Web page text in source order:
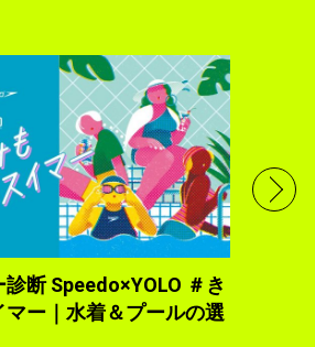
診断 Speedo×YOLO ＃き
マー｜水着＆プールの選
で完
トレ